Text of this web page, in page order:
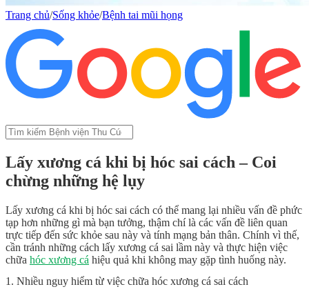
Trang chủ/Sống khỏe/Bệnh tai mũi họng
Lấy xương cá khi bị hóc sai cách – Coi
chừng những hệ lụy
Lấy xương cá khi bị hóc sai cách có thể mang lại nhiều vấn đề phức
tạp hơn những gì mà bạn tưởng, thậm chí là các vấn đề liên quan
trực tiếp đến sức khỏe sau này và tính mạng bản thân. Chính vì thế,
cần tránh những cách lấy xương cá sai lầm này và thực hiện việc
chữa hóc xương cá hiệu quả khi không may gặp tình huống này.
1. Nhiều nguy hiểm từ việc chữa hóc xương cá sai cách